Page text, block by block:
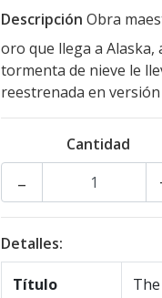
Descripción Obra
oro que llega a
tormenta de nieve le
reestrenada en
Cantidad
-
Detalles:
Título